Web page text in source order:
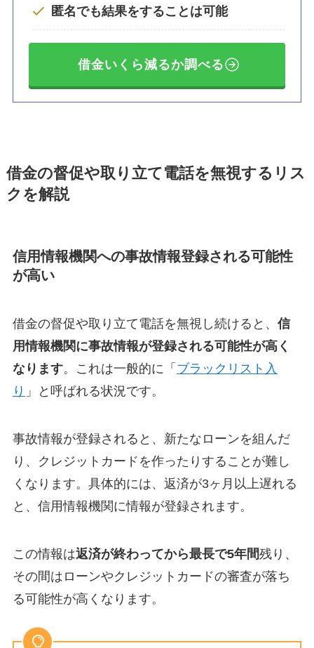
匿名でも結果をすることは可能
借金いくら減るか調べる
借金の督促や取り立て電話を無視するリス
クを解説
信用情報機関への事故情報登録される可能性
が高い
借金の督促や取り立て電話を無視し続けると、 信
用情報機関に事故情報が登録される可能性が高く
なります。これは一般的に「 ブラックリスト入
り 」と呼ばれる状況です。
事故情報が登録されると、新たなローンを組んだ
り、クレジットカードを作ったりすることが難し
くなります。具体的には、返済が3ヶ月以上遅れる
と、信用情報機関に情報が登録されます。
この情報は返済が終わってから最長で5年間残り、
その間はローンやクレジットカードの審査が落ち
る可能性が高くなります。